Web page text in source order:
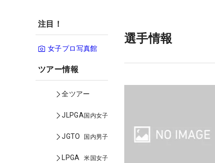
注目！
女子プロ写真館
ツアー情報
全ツアー
JLPGA国内女子
JGTO 国内男子
LPGA 米国女子
選手情報